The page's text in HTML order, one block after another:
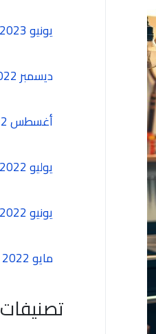
يونيو 2023
ديسمبر 2022
أغسطس 2022
يوليو 2022
يونيو 2022
مايو 2022
تصنيفات